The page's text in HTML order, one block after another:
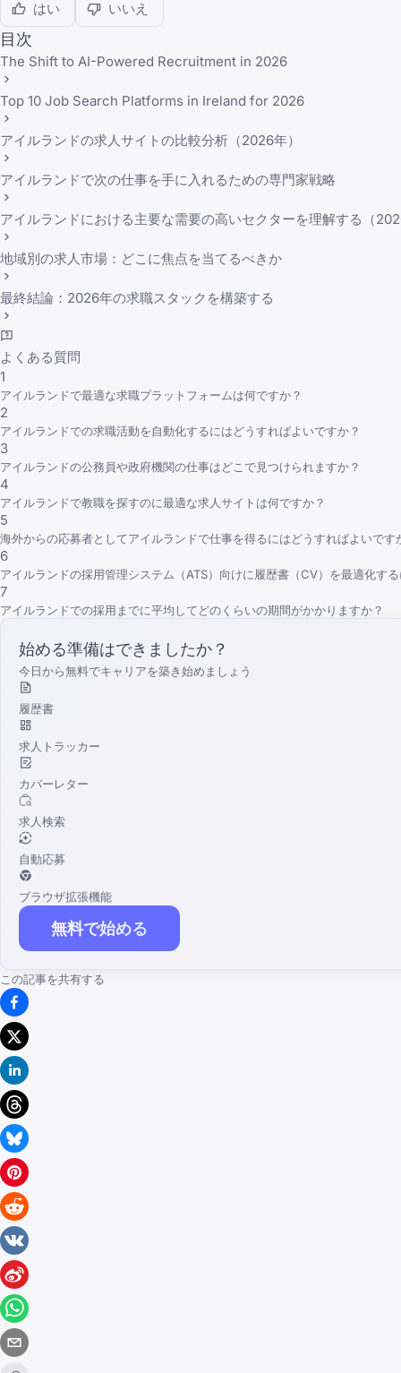
はい
いいえ
目次
The Shift to AI-Powered Recruitment in 2026
Top 10 Job Search Platforms in Ireland for 2026
アイルランドの求人サイトの比較分析（2026年）
アイルランドで次の仕事を手に入れるための専門家戦略
アイルランドにおける主要な需要の高いセクターを理解する（
地域別の求人市場：どこに焦点を当てるべきか
最終結論：2026年の求職スタックを構築する
よくある質問
1
アイルランドで最適な求職プラットフォームは何ですか？
2
アイルランドでの求職活動を自動化するにはどうすればよいですか？
3
アイルランドの公務員や政府機関の仕事はどこで見つけられますか？
4
アイルランドで教職を探すのに最適な求人サイトは何ですか？
5
海外からの応募者としてアイルランドで仕事を得るにはどうすればよいです
6
アイルランドの採用管理システム（ATS）向けに履歴書（CV）を最適化す
7
アイルランドでの採用までに平均してどのくらいの期間がかかりますか？
始める準備はできましたか？
今日から無料でキャリアを築き始めましょう
履歴書
求人トラッカー
カバーレター
求人検索
自動応募
ブラウザ拡張機能
無料で始める
この記事を共有する